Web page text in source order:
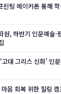
린팅 메이커톤 통해
원, 하반기 인문예술·
대 그리스 신화' 인
음 회복 위한 힐링 캠